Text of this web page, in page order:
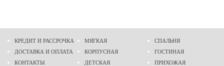
КРЕДИТ И РАССРОЧКА
ДОСТАВКА И ОПЛАТА
КОНТАКТЫ
МЯГКАЯ
КОРПУСНАЯ
ДЕТСКАЯ
СПАЛЬНЯ
ГОСТИНАЯ
ПРИХОЖАЯ